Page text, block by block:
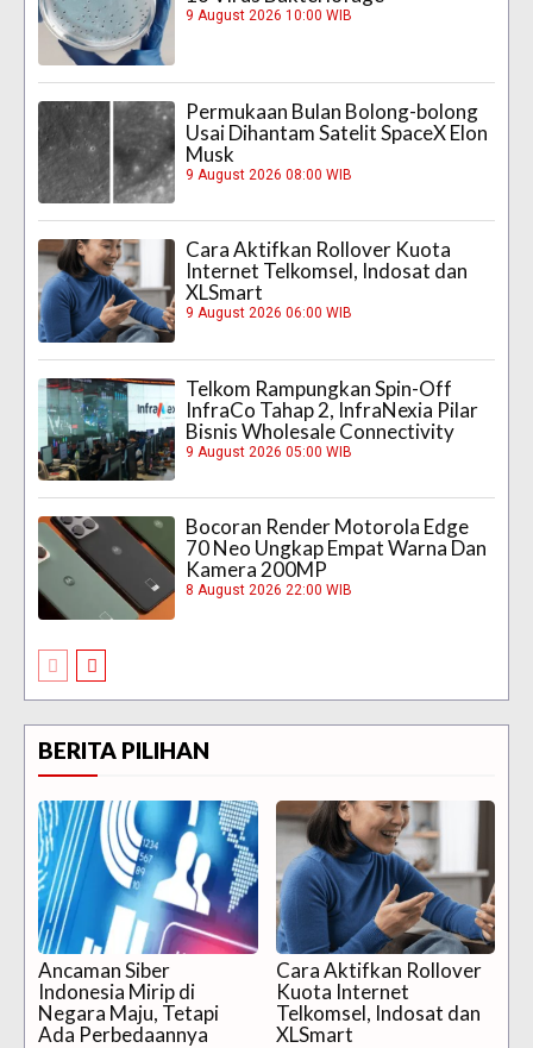
9 August 2026 10:00 WIB
Permukaan Bulan Bolong-bolong
Usai Dihantam Satelit SpaceX Elon
Musk
9 August 2026 08:00 WIB
Cara Aktifkan Rollover Kuota
Internet Telkomsel, Indosat dan
XLSmart
9 August 2026 06:00 WIB
Telkom Rampungkan Spin-Off
InfraCo Tahap 2, InfraNexia Pilar
Bisnis Wholesale Connectivity
9 August 2026 05:00 WIB
Bocoran Render Motorola Edge
70 Neo Ungkap Empat Warna Dan
Kamera 200MP
8 August 2026 22:00 WIB
BERITA PILIHAN
Ancaman Siber
Indonesia Mirip di
Negara Maju, Tetapi
Ada Perbedaannya
Cara Aktifkan Rollover
Kuota Internet
Telkomsel, Indosat dan
XLSmart